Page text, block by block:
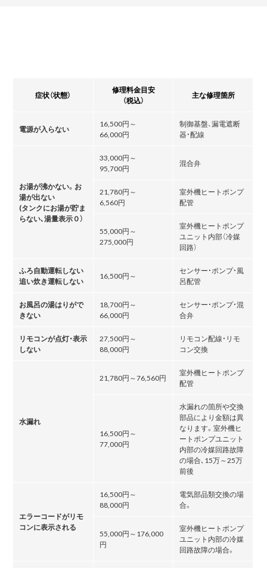
症状（状態）
修理料金目安
（税込）
主な修理箇所
電源が入らない
16,500円～
66,000円
制御基盤、漏電遮断
器・配線
お湯が沸かない。お
湯が出ない
(タンクにお湯が貯ま
らない､湯量表示０）
33,000円～
95,700円
混合弁
21,780円～
6,560円
室外機ヒートポンプ
配管
55,000円～
275,000円
室外機ヒートポンプ
ユニット内部（冷媒
回路）
ふろ自動運転しない
追い炊き運転しない
16,500円～
センサー・ポンプ・風
呂配管
お風呂の湯はりがで
きない
18,700円～
66,000円
センサー・ポンプ・混
合弁
リモコンが点灯・表示
しない
27,500円～
88,000円
リモコン配線・リモ
コン交換
水漏れ
21,780円～76,560円
室外機ヒートポンプ
配管
16,500円～
77,000円
水漏れの箇所や交換
部品により金額は異
なります。室外機ヒ
ートポンプユニット
内部の冷媒回路故障
の場合､15万～25万
前後
エラーコードがリモ
コンに表示される
16,500円～
88,000円
電気部品類交換の場
合。
55,000円～176,000
円
室外機ヒートポンプ
ユニット内部の冷媒
回路故障の場合。